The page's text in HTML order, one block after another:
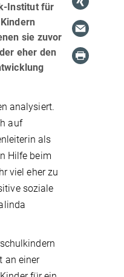
Institut für
sie zuvor
eher den
analysiert.
auf
als
Hilfe beim
viel eher zu
soziale
an einer